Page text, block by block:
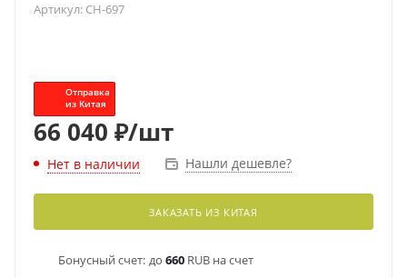
Артикул: CH-697
Отправка
из Китая
66 040 ₽/шт
Нет в наличии Нашли дешевле?
ЗАКАЗАТЬ ИЗ КИТАЯ
Бонусный счет: до 660 RUB на счет